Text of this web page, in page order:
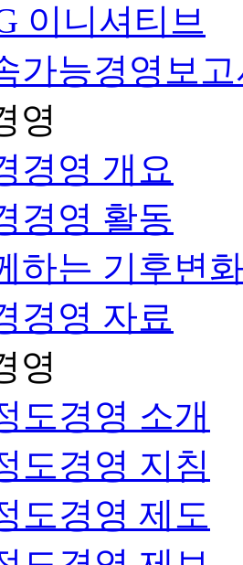
이니셔티브
가능경영보
영
경영 개요
경영 활동
하는 기후변
경영 자료
영
도경영 소개
도경영 지침
도경영 제도